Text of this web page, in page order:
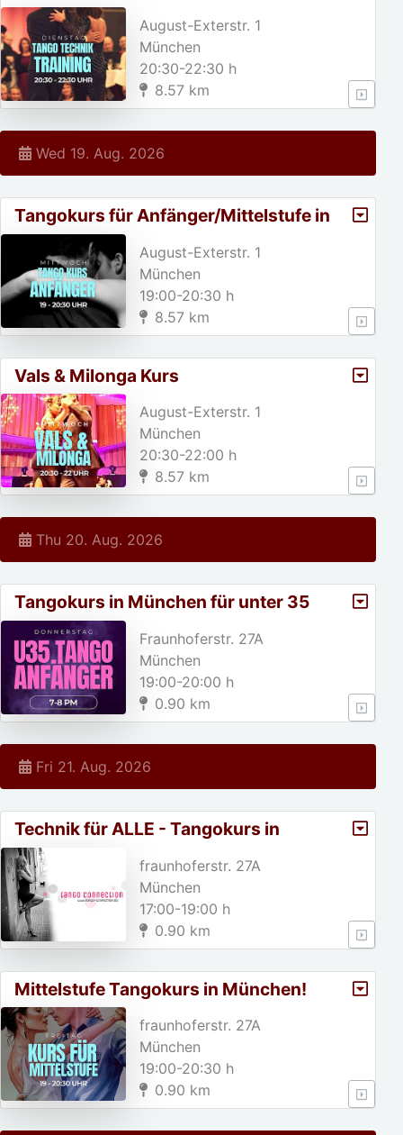
August-Exterstr. 1
München
20:30-22:30 h
8.57 km
Wed 19. Aug. 2026
Tangokurs für Anfänger/Mittelstufe in
München
August-Exterstr. 1
München
19:00-20:30 h
8.57 km
Vals & Milonga Kurs
August-Exterstr. 1
München
20:30-22:00 h
8.57 km
Thu 20. Aug. 2026
Tangokurs in München für unter 35
jährige!
Fraunhoferstr. 27A
München
19:00-20:00 h
0.90 km
Fri 21. Aug. 2026
Technik für ALLE - Tangokurs in
München
fraunhoferstr. 27A
München
17:00-19:00 h
0.90 km
Mittelstufe Tangokurs in München!
fraunhoferstr. 27A
München
19:00-20:30 h
0.90 km